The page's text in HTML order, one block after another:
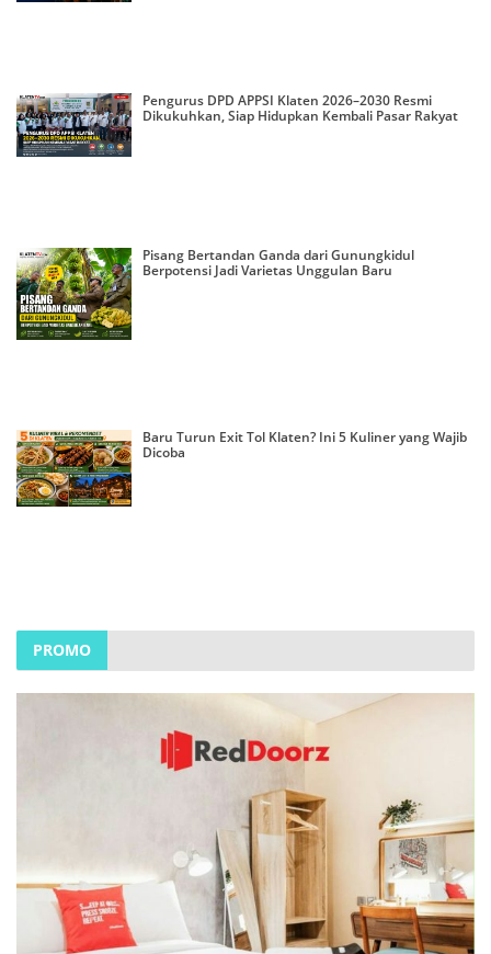
Pengurus DPD APPSI Klaten 2026–2030 Resmi
Dikukuhkan, Siap Hidupkan Kembali Pasar Rakyat
Pisang Bertandan Ganda dari Gunungkidul
Berpotensi Jadi Varietas Unggulan Baru
Baru Turun Exit Tol Klaten? Ini 5 Kuliner yang Wajib
Dicoba
PROMO